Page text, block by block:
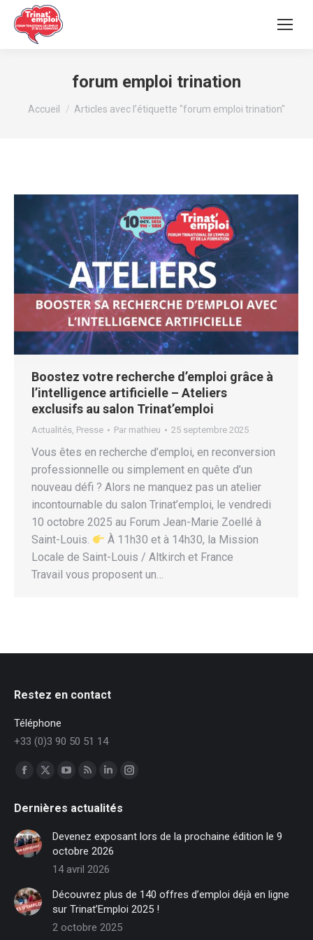
forum emploi trination
Vous êtes ici :
Accueil Articles avec l’étiquette "forum emploi trination"
Boostez votre recherche d’emploi grâce à
l’intelligence artificielle – Ateliers
exclusifs au salon Trinat’emploi
Actualités, Presse Par mathieu 25 septembre 2025
Vous êtes en recherche d’emploi, en reconversion
professionnelle ou simplement en quête d’un
nouveau défi ? Alors ne manquez pas un atelier
incontournable du salon Trinat’emploi, le vendredi
10 octobre 2025 au Forum Jean-Marie Zoellé à
Saint-Louis.
À 11h30 et à 14h30, la Mission
Locale de Saint-Louis / Altkirch et France
Travail vous proposent un…
Restez en contact
Téléphone
+33 (0)3 90 50 51 14
Trouvez nous sur :
Facebook
opens
in
new
window
X
opens
new
window
opens
in
new
window
opens
in
new
window
LinkedIn
opens
in
new
window
Instagram
in
Dernières actualités
Devenez exposant lors de la prochaine édition le 9
octobre 2026
14 avril 2026
Découvrez plus de 140 offres d’emploi déjà en ligne
sur Trinat’Emploi 2025 !
2 octobre 2025